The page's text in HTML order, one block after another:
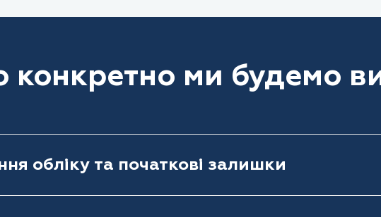
конкретно ми будемо
обліку та початкові залишки